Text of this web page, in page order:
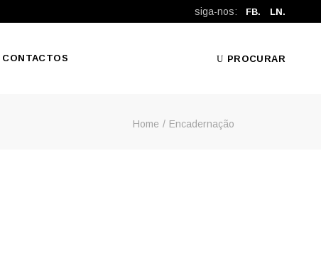
siga-nos: FB. LN.
CONTACTOS PROCURAR
Home Encadernação